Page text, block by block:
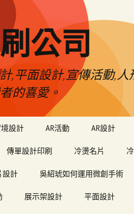
公司
,平面設計,宣傳活動,人
的喜愛。
設計 AR活動 AR設計
傳單設計印刷 冷燙名片
設計 吳紹琥如何運用微創手術
展示架設計 平面設計